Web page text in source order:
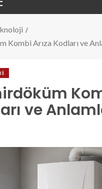
Kombi Arıza Kodları ve
ve